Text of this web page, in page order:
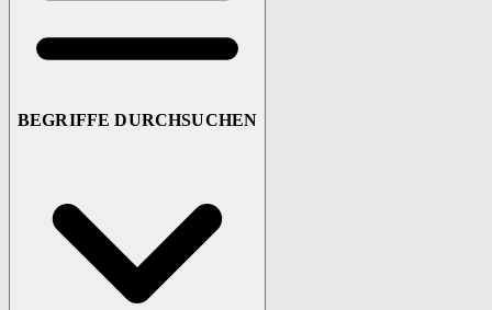
BEGRIFFE DURCHSUCHEN